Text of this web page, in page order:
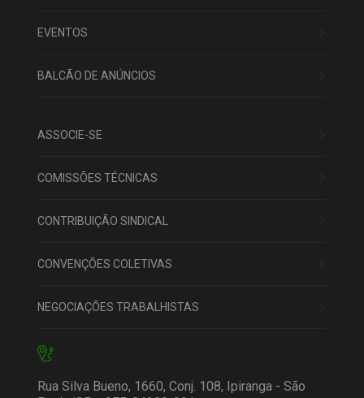
EVENTOS
BALCÃO DE ANÚNCIOS
ASSOCIE-SE
COMISSÕES TÉCNICAS
CONTRIBUIÇÃO SINDICAL
CONVENÇÕES COLETIVAS
NEGOCIAÇÕES TRABALHISTAS
Rua Silva Bueno, 1660, Conj. 108, Ipiranga - São